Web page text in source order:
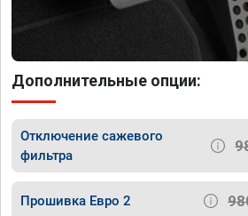
Дополнительные опции:
Отключение сажевого
фильтра
Прошивка Евро 2